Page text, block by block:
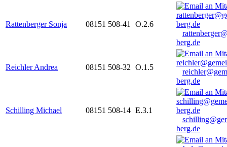
Rattenberger Sonja 08151 508-41
O.2.6
berg.de
Reichler Andrea 08151 508-32 O.1.5
berg.de
Schilling Michael 08151 508-14 E.3.1
berg.de